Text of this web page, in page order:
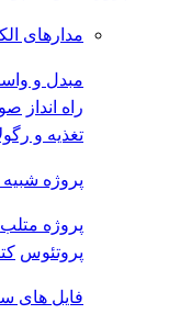
مدارهای
مبدل و
راه انداز
تغذیه و
پروژه شبیه
پروژه متلب
پروتئوس
فایل های